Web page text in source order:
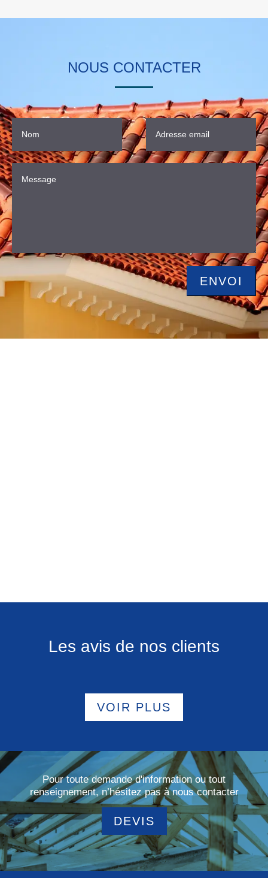
NOUS CONTACTER
Les avis de nos clients
VOIR PLUS
Pour toute demande d'information ou tout
renseignement, n’hésitez pas à nous contacter
DEVIS